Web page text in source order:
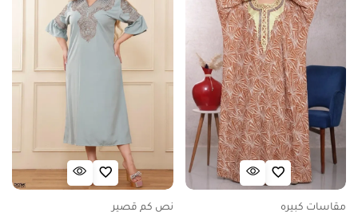
مقاسات كبيره نص كم قصير